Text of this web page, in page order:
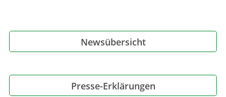
Newsübersicht
Presse-Erklärungen